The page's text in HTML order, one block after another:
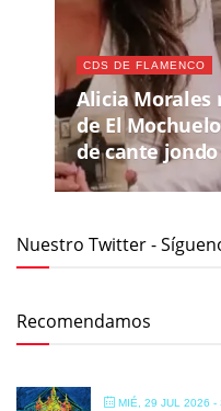
CDS DE FLAMENCO
Alicia Morales
de El
de cante jondo
Nuestro Twitter -
Recomendamos
MIÉ, 29 JUL 2026 -